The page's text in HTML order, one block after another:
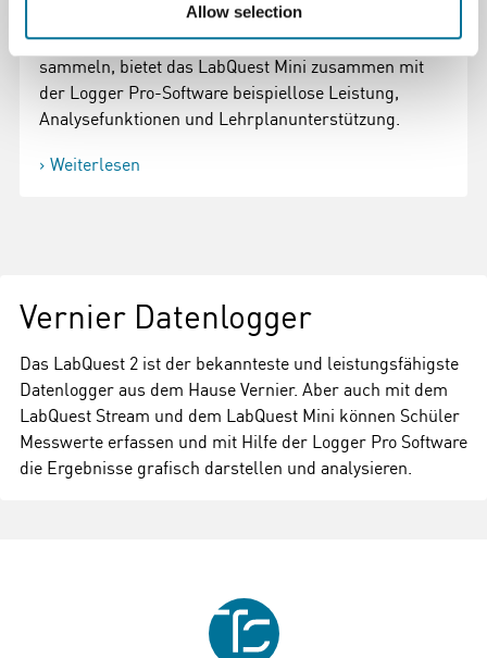
Allow selection
LabQuest-Technologie. Als perfekte Lösung für
Unterrichtende, die Daten mit Hilfe eines Computers
sammeln, bietet das LabQuest Mini zusammen mit
der Logger Pro-Software beispiellose Leistung,
Analysefunktionen und Lehrplanunterstützung.
Weiterlesen
Vernier Datenlogger
Das LabQuest 2 ist der bekannteste und leistungsfähigste
Datenlogger aus dem Hause Vernier. Aber auch mit dem
LabQuest Stream und dem LabQuest Mini können Schüler
Messwerte erfassen und mit Hilfe der Logger Pro Software
die Ergebnisse grafisch darstellen und analysieren.